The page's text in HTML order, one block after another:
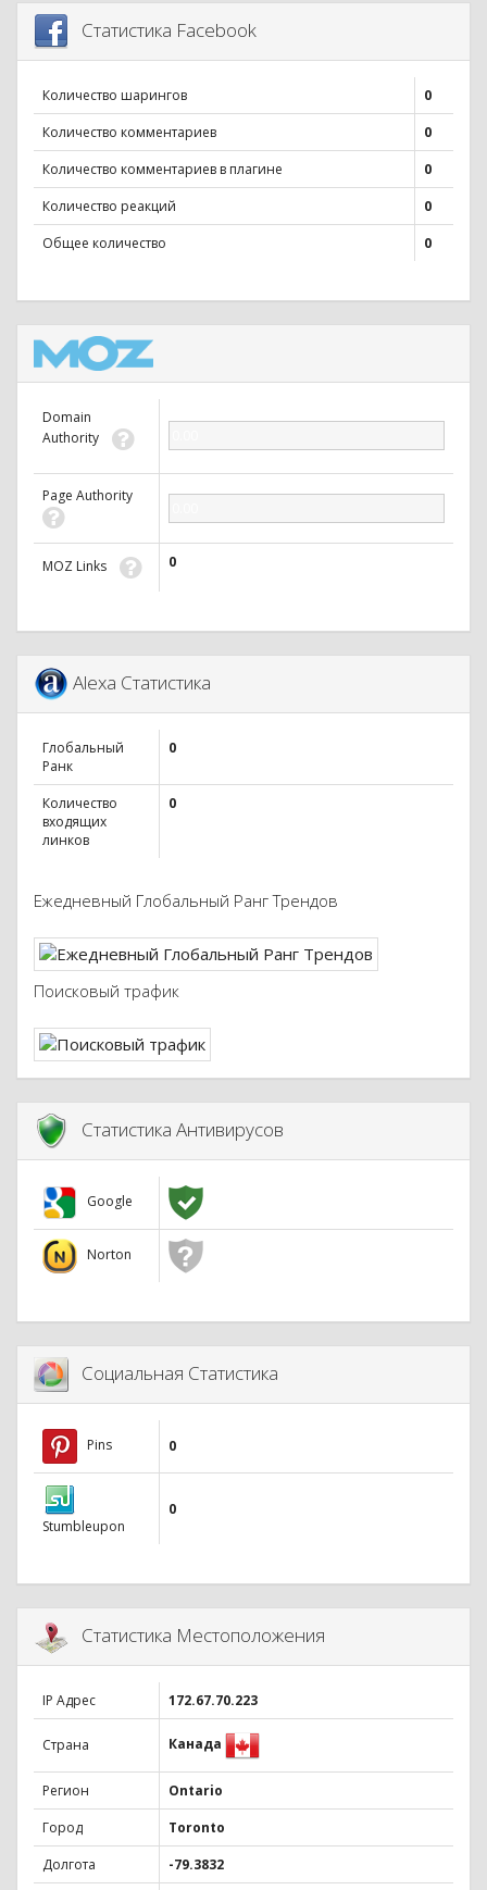
Статистика Facebook
Количество шарингов
0
Количество комментариев
0
Количество комментариев в плагине
0
Количество реакций
0
Общее количество
0
Domain
Authority
Page Authority
MOZ Links 0
Alexa Статистика
Глобальный
Ранк
0
Количество
входящих
линков
0
Ежедневный Глобальный Ранг Трендов
Поисковый трафик
Статистика Антивирусов
Google
Norton
Социальная Статистика
Pins 0
Stumbleupon
0
Статистика Местоположения
IP Адрес 172.67.70.223
Страна Канада
Регион
Ontario
Город
Toronto
Долгота
-79.3832